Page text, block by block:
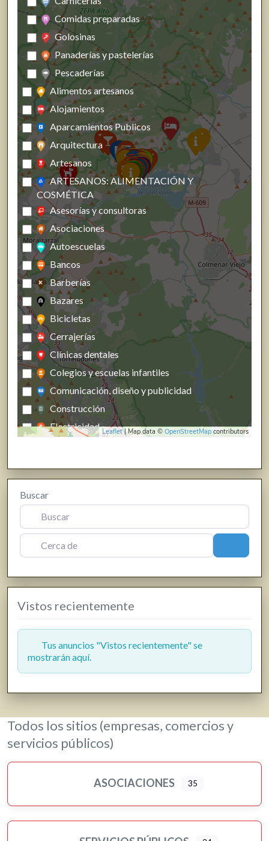
Leaflet| Map data © OpenStreetMap contributors
Comidas preparadas
Golosinas
Panaderías y pastelerías
Pescaderías
Alimentos artesanos
Alojamientos
Aparcamientos Publicos
Arquitectura
Artesanos
ARTESANOS: ALIMENTACIÓN Y
COSMÉTICA
Asesorías y consultoras
Asociaciones
Autoescuelas
Bancos
Barberías
Bazares
Bicicletas
Cerrajerías
Clínicas dentales
Colegios y escuelas infantiles
Comunicación, diseño y publicidad
Construcción
Electricidad
Farmacias, parafarmacias y herbolarios
Ferreterías
Fisioterapia
Floristerías
Fotografía y producción audiovisual
Gasóleo
Gasolineras
Hostelería y restauración
Informática y telecomunicaciones
Jardinería y viveros
Librerías, papelerías e impresión digital
Loterías
Murales artísticos
Ópticas
Buscar
Cerca de
Vistos recientemente
Tus anuncios "Vistos recientemente" se
mostrarán aquí.
Todos los sitios (empresas, comercios y
servicios públicos)
ASOCIACIONES 35